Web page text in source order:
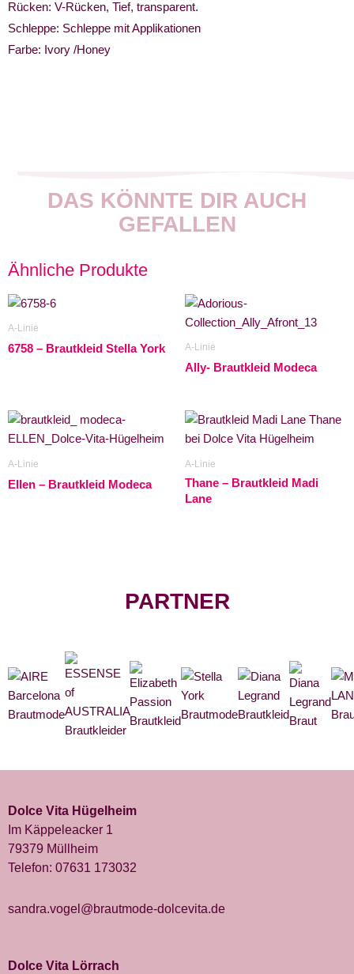
Rücken: V-Rücken, Tief, transparent.
Schleppe: Schleppe mit Applikationen
Farbe: Ivory /Honey
DAS KÖNNTE DIR AUCH
GEFALLEN
Ähnliche Produkte
A-Linie
6758 – Brautkleid Stella York A-Linie
Ally- Brautkleid Modeca
A-Linie
Ellen – Brautkleid Modeca
A-Linie
Thane – Brautkleid Madi
Lane
PARTNER
Dolce Vita Hügelheim
Im Käppeleacker 1
79379 Müllheim
Telefon: 07631 173032
sandra.vogel@brautmode-dolcevita.de
Dolce Vita Lörrach